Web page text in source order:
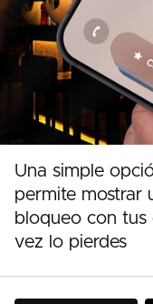
Una simple
permite mostrar
bloqueo con tus
vez lo pierdes